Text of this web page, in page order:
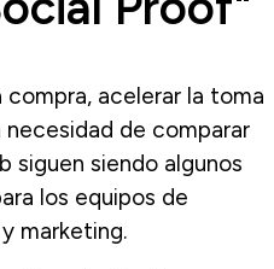
compra, acelerar la toma
de comparar
siguen siendo algunos
los equipos de
marketing.